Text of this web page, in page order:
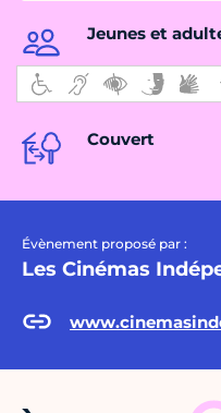
Jeunes et
Couvert
Évènement proposé par :
Les Cinémas